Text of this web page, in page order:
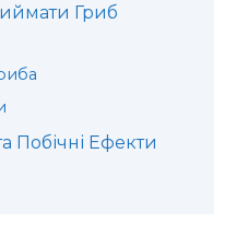
Гриб
Побічні Ефекти